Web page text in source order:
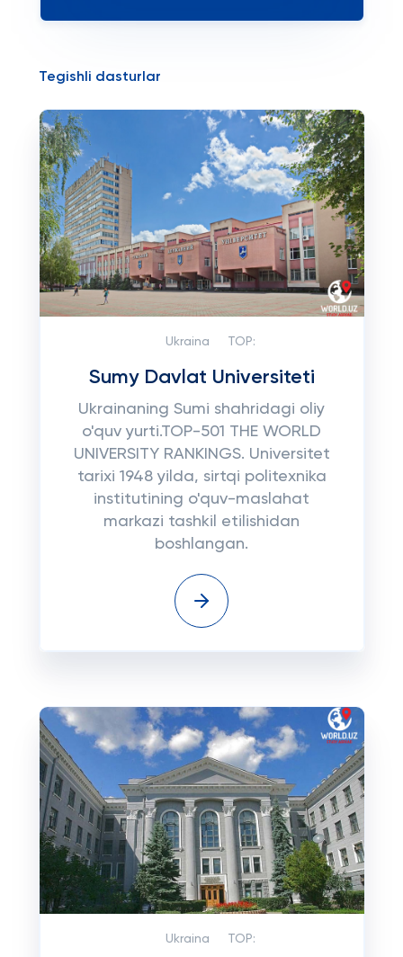
Tegishli dasturlar
Ukraina TOP:
Sumy Davlat Universiteti
Ukrainaning Sumi shahridagi oliy
o'quv yurti.TOP-501 THE WORLD
UNIVERSITY RANKINGS. Universitet
tarixi 1948 yilda, sirtqi politexnika
institutining o'quv-maslahat
markazi tashkil etilishidan
boshlangan.
Ukraina TOP: